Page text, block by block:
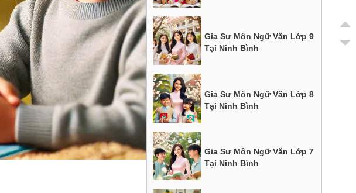
Gia Sư Môn Ngữ Văn Lớp 9
Tại Ninh Bình
Gia Sư Môn Ngữ Văn Lớp 8
Tại Ninh Bình
Gia Sư Môn Ngữ Văn Lớp 7
Tại Ninh Bình